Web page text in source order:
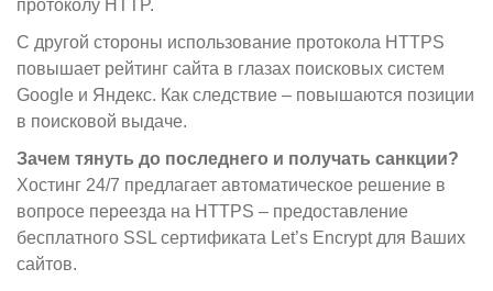
протоколу HTTP.
С другой стороны использование протокола HTTPS
повышает рейтинг сайта в глазах поисковых систем
Google и Яндекс. Как следствие – повышаются позиции
в поисковой выдаче.
Зачем тянуть до последнего и получать санкции?
Хостинг 24/7 предлагает автоматическое решение в
вопросе переезда на HTTPS – предоставление
бесплатного SSL сертификата Let’s Encrypt для Ваших
сайтов.